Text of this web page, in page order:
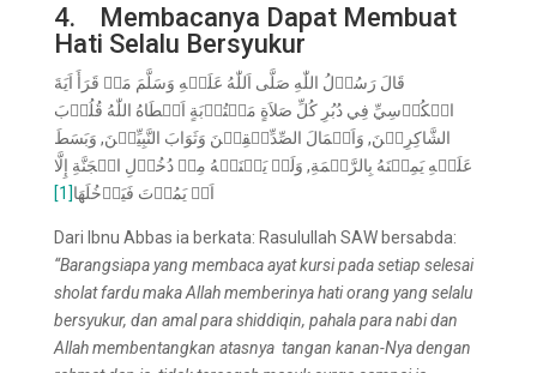
4. Membacanya Dapat Membuat
Hati Selalu Bersyukur
قَالَ رَسُوۡلُ اللّٰهِ صَلَّى اَللّٰهُ عَلَيۡهِ وَسَلَّمَ مَنۡ قَرَأَ اَيَةَ
الۡكُرۡسِيِّ فِي دُبُرِ كُلِّ صَلاَةٍ مَكۡتُوۡبَةٍ اَعۡطَاهُ اللّٰهُ قُلُوۡبَ
الشَّاكِرِيۡنَ, وَاَعۡمَالَ الصِّدِّيۡقِيۡنَ وَثَوَابَ النَّبِيِّيۡنَ, وَبَسَطَ
عَلَيۡهِ يَمِيۡنَهُ بِالرَّحۡمَةِ, وَلَمۡ يَمۡنَعۡهُ مِنۡ دُخُوۡلِ الۡجَنَّةِ إِلَّا
اَنۡ يَمُوۡتَ فَيَدۡخُلَهَا[1]
Dari Ibnu Abbas ia berkata: Rasulullah SAW bersabda:
“Barangsiapa yang membaca ayat kursi pada setiap selesai
sholat fardu maka Allah memberinya hati orang yang selalu
bersyukur, dan amal para shiddiqin, pahalapara nabidan
Allah membentangkan atasnya tangan kanan-Nya dengan